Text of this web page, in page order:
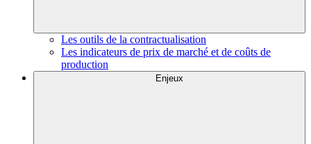
Les outils de la contractualisation
Les indicateurs de prix de marché et de coûts de
production
Enjeux